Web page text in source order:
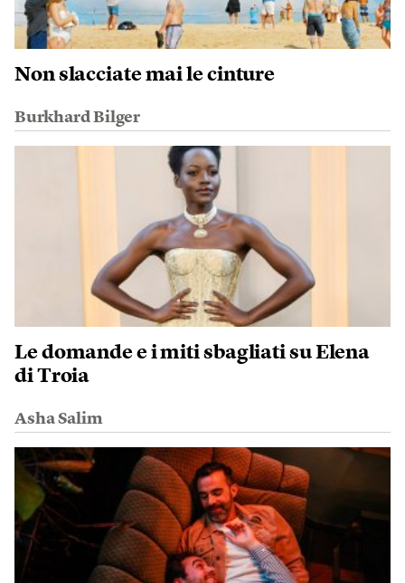
Non slacciate mai le cinture
Burkhard Bilger
Le domande e i miti sbagliati su Elena
di Troia
Asha Salim